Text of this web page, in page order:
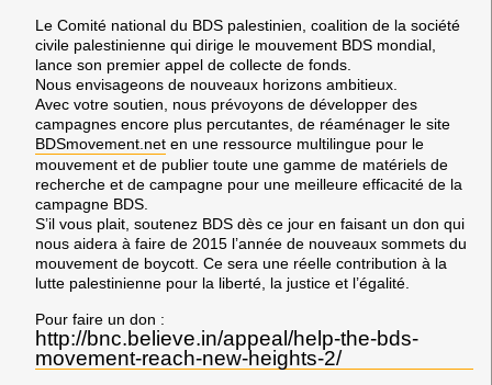
Le Comité national du BDS palestinien, coalition de la société
civile palestinienne qui dirige le mouvement BDS mondial,
lance son premier appel de collecte de fonds.
Nous envisageons de nouveaux horizons ambitieux.
Avec votre soutien, nous prévoyons de développer des
campagnes encore plus percutantes, de réaménager le site
BDSmovement.net en une ressource multilingue pour le
mouvement et de publier toute une gamme de matériels de
recherche et de campagne pour une meilleure efficacité de la
campagne BDS.
S’il vous plait, soutenez BDS dès ce jour en faisant un don qui
nous aidera à faire de 2015 l’année de nouveaux sommets du
mouvement de boycott. Ce sera une réelle contribution à la
lutte palestinienne pour la liberté, la justice et l’égalité.
Pour faire un don :
http://bnc.believe.in/appeal/help-the-bds-
movement-reach-new-heights-2/